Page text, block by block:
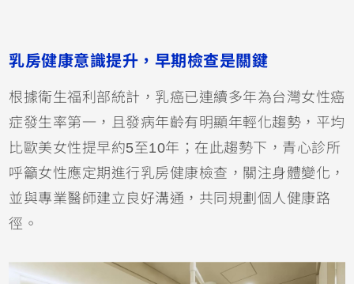
乳房健康意識提升，早期檢查是關鍵
根據衛生福利部統計，乳癌已連續多年為台灣女性癌
症發生率第一，且發病年齡有明顯年輕化趨勢，平均
比歐美女性提早約5至10年；在此趨勢下，青心診所
呼籲女性應定期進行乳房健康檢查，關注身體變化，
並與專業醫師建立良好溝通，共同規劃個人健康路
徑。